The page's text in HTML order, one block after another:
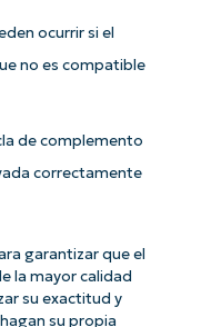
ocurrir si el
no es compatible
de complemento
correctamente
garantizar que el
la mayor calidad
su exactitud y
su propia